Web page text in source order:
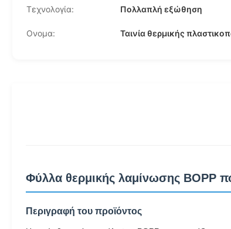
Τεχνολογία: Πολλαπλή εξώθηση
Ονομα: Ταινία θερμικής
Φύλλα θερμικής λαμίνωσης BOPP
Περιγραφή του προϊόντος